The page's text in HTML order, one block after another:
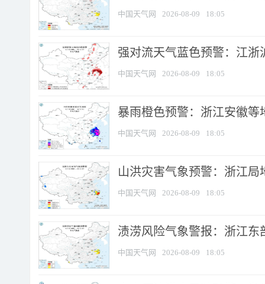
中国天气网 2026-08-09 18:05
强对流天气蓝色预警：江浙
中国天气网 2026-08-09 18:05
暴雨橙色预警：浙江安徽等
中国天气网 2026-08-09 18:05
山洪灾害气象预警：浙江
中国天气网 2026-08-09 18:05
渍涝风险气象警报：浙江
中国天气网 2026-08-09 18:05